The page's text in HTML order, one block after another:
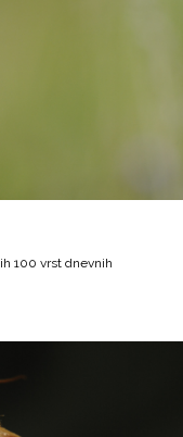
100 vrst dnevnih